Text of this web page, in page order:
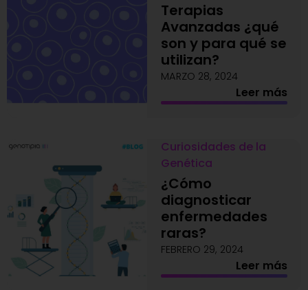
Terapias
Avanzadas ¿qué
son y para qué se
utilizan?
MARZO 28, 2024
Leer más
Curiosidades de la
Genética
¿Cómo
diagnosticar
enfermedades
raras?
FEBRERO 29, 2024
Leer más